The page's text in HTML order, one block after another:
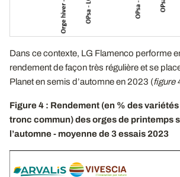
Dans ce contexte, LG Flamenco performe
rendement de façon très régulière et se
Planet en semis d’automne en 2023 (figure
Figure 4 : Rendement (en % des
tronc commun) des orges de printemps
l’automne - moyenne de 3 essais 2023